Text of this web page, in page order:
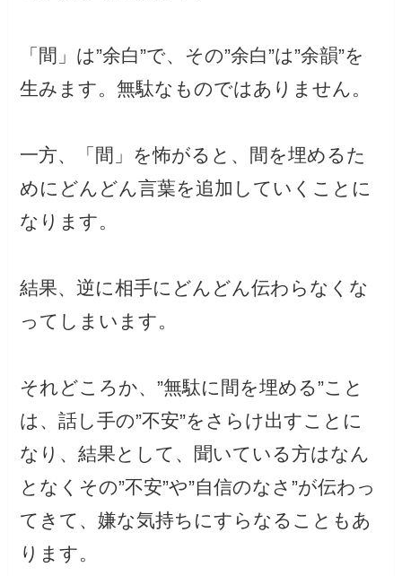
「間」は”余白”で、その”余白”は”余韻”を
生みます。無駄なものではありません。
一方、「間」を怖がると、間を埋めるた
めにどんどん言葉を追加していくことに
なります。
結果、逆に相手にどんどん伝わらなくな
ってしまいます。
それどころか、”無駄に間を埋める”こと
は、話し手の”不安”をさらけ出すことに
なり、結果として、聞いている方はなん
となくその”不安”や”自信のなさ”が伝わっ
てきて、嫌な気持ちにすらなることもあ
ります。